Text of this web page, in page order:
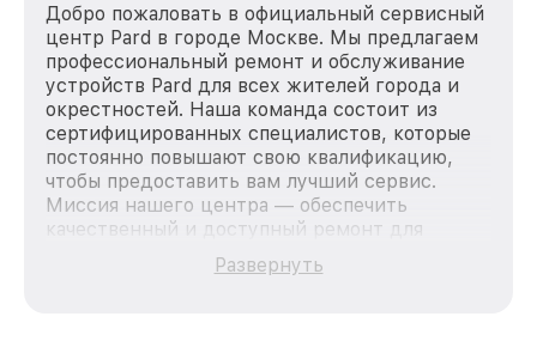
Добро пожаловать в официальный сервисный
центр Pard в городе Москве. Мы предлагаем
профессиональный ремонт и обслуживание
устройств Pard для всех жителей города и
окрестностей. Наша команда состоит из
сертифицированных специалистов, которые
постоянно повышают свою квалификацию,
чтобы предоставить вам лучший сервис.
Миссия нашего центра — обеспечить
качественный и доступный ремонт для
каждого пользователя продукции Pard, вне
зависимости от сложности поломки. Мы
Развернуть